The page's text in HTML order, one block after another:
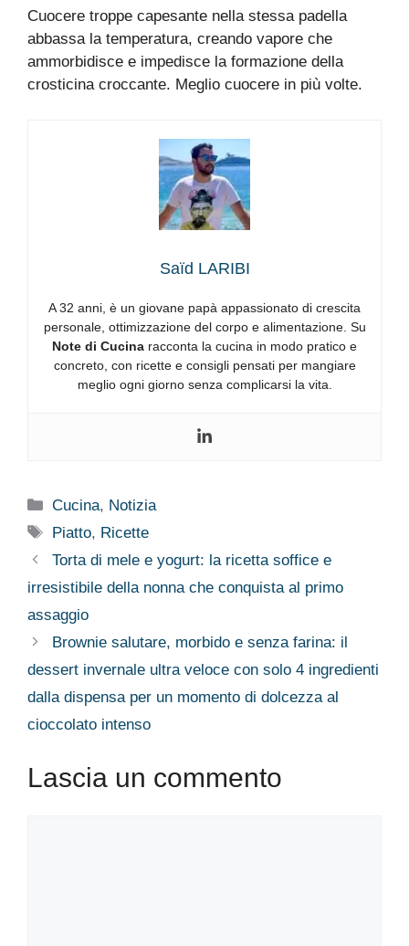
Cuocere troppe capesante nella stessa padella
abbassa la temperatura, creando vapore che
ammorbidisce e impedisce la formazione della
crosticina croccante. Meglio cuocere in più volte.
Saïd LARIBI
A 32 anni, è un giovane papà appassionato di crescita
personale, ottimizzazione del corpo e alimentazione. Su
Note di Cucina racconta la cucina in modo pratico e
concreto, con ricette e consigli pensati per mangiare
meglio ogni giorno senza complicarsi la vita.
Categorie
Cucina, Notizia
Tag
Piatto, Ricette
Torta di mele e yogurt: la ricetta soffice e
irresistibile della nonna che conquista al primo
assaggio
Brownie salutare, morbido e senza farina: il
dessert invernale ultra veloce con solo 4 ingredienti
dalla dispensa per un momento di dolcezza al
cioccolato intenso
Lascia un commento